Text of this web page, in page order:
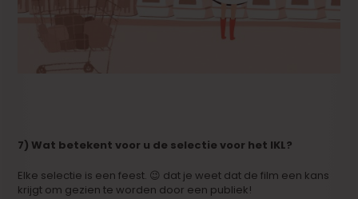
7) Wat betekent voor u de selectie voor het IKL?
Elke selectie is een feest. 😉 dat je weet dat de film een kans
krijgt om gezien te worden door een publiek!